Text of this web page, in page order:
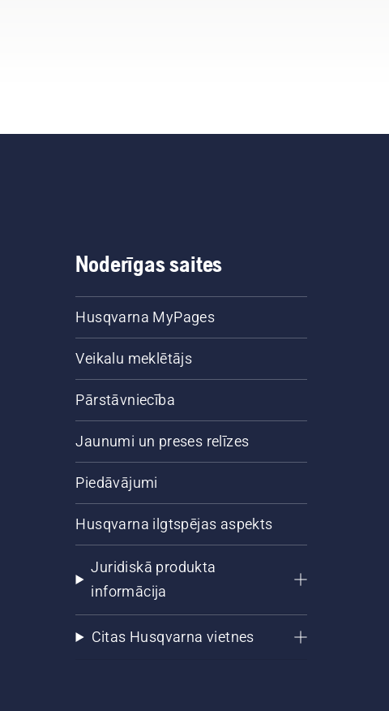
Noderīgas saites
Husqvarna MyPages
Veikalu meklētājs
Pārstāvniecība
Jaunumi un preses relīzes
Piedāvājumi
Husqvarna ilgtspējas aspekts
Juridiskā produkta
informācija
Citas Husqvarna vietnes